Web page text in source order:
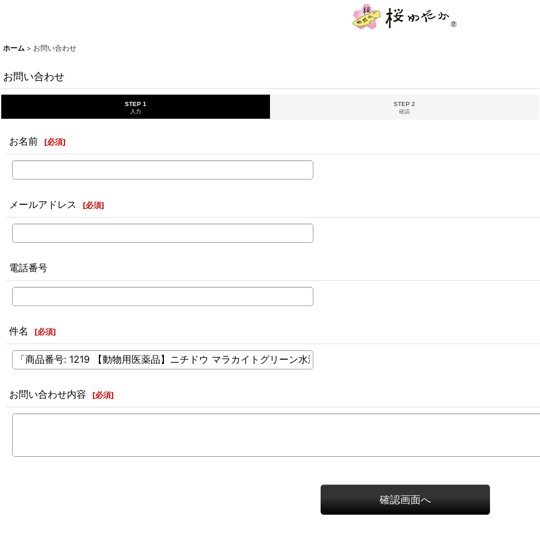
ホーム > お問い合わせ
お問い合わせ
STEP 1
入力
STEP 2
確認
お名前 [必須]
メールアドレス [必須]
電話番号
件名 [必須]
お問い合わせ内容 [必須]
確認画面へ